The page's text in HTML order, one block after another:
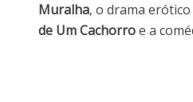
Muralha, o drama erótico
de Um Cachorroe a